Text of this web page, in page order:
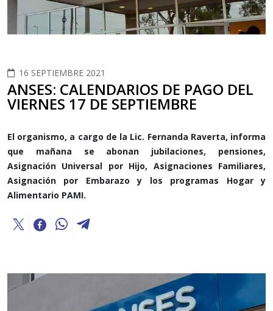
16 SEPTIEMBRE 2021
ANSES: CALENDARIOS DE PAGO DEL
VIERNES 17 DE SEPTIEMBRE
El organismo, a cargo de la Lic. Fernanda Raverta, informa
que mañana se abonan jubilaciones, pensiones,
Asignación Universal por Hijo, Asignaciones Familiares,
Asignación por Embarazo y los programas Hogar y
Alimentario PAMI.